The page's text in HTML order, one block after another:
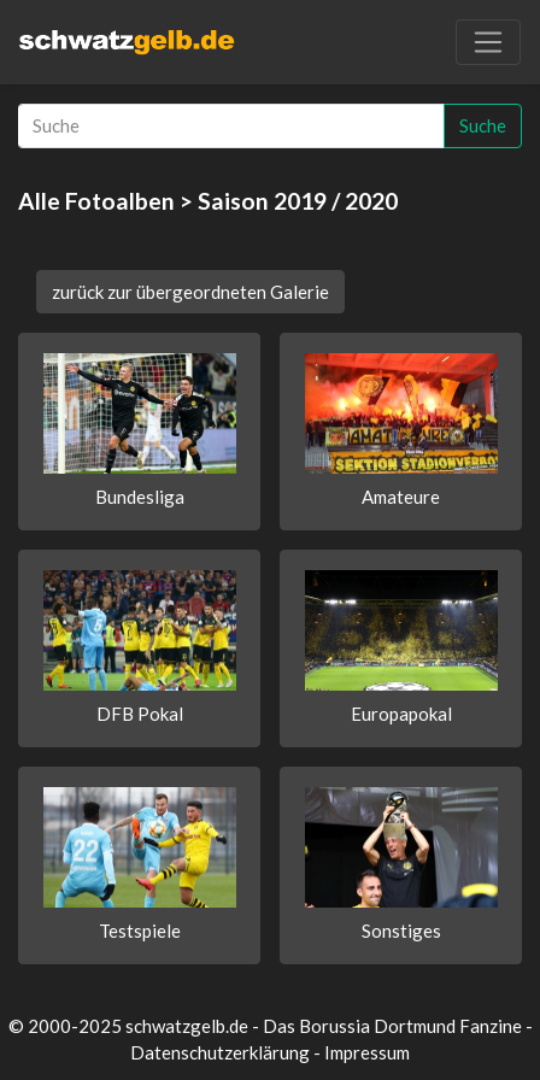
Suche
Alle Fotoalben > Saison 2019 / 2020
zurück zur übergeordneten Galerie
Bundesliga Amateure
DFB Pokal Europapokal
Testspiele Sonstiges
© 2000-2025 schwatzgelb.de - Das Borussia Dortmund Fanzine -
Datenschutzerklärung - Impressum